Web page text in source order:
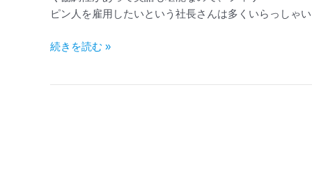
ピン人を雇用したいという社長さんは多くいらっしゃ
と
ィ
ピ
続きを読む »